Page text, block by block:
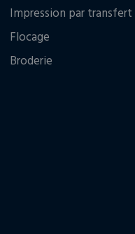
Impression par transfert
Flocage
Broderie